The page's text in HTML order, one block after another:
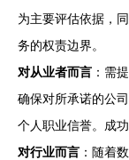
为主要评估依据，
务的权责边界。
对从业者而言 ：需
确保对所承诺的公
个人职业信誉。成
对行业而言 ：随着